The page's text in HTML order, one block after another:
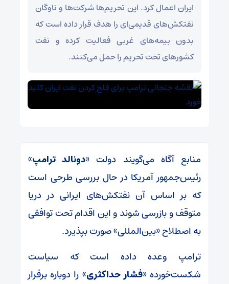
ایران اعمال کرد. این تحریم‌ها شرکت‌ها و ناوگان
نفتکش‌های قدیمی‌ای را هدف قرار داده است که
بدون بیمه‌های غربی فعالیت کرده و نفت
کشورهای تحت تحریم را حمل می‌کنند.
منابع آگاه می‌گویند دولت «دونالد ترامپ»
رئیس‌جمهور آمریکا در حال بررسی طرحی است
که بر اساس آن نفتکش‌های ایرانی در دریا
متوقف و بازرسی شوند و این اقدام تحت توافقی
به اصطلاح «بین‌المللی» صورت بپذیرد.
ترامپ وعده داده است که سیاست
شکست‌خورده «فشار حداکثری» را دوباره برقرار